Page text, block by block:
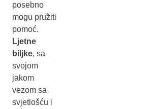
posebno
mogu pružiti
pomoć.
Ljetne
biljke, sa
svojom
jakom
vezom sa
svjetlošću i